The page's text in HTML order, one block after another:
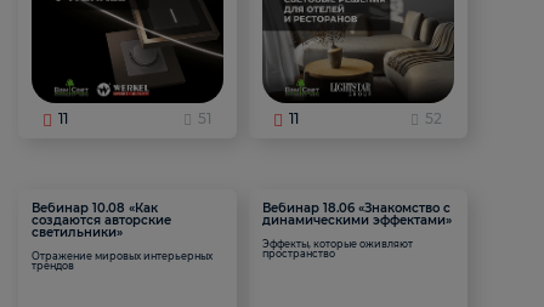
11 51 11 52
Вебинар 10.08 «Как
создаются авторские
светильники»
Отражение мировых интерьерных
трендов
Вебинар 18.06 «Знакомство с
динамическими эффектами»
Эффекты, которые оживляют
пространство